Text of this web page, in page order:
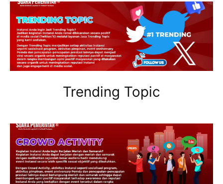
Trending Topic